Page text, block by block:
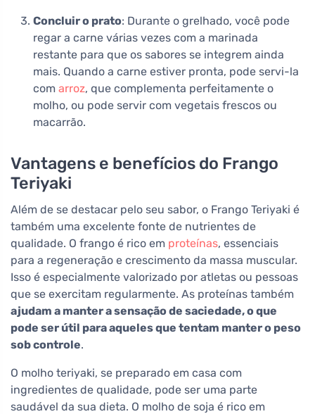
Concluir o prato: Durante o grelhado, você pode
regar a carne várias vezes com a marinada
restante para que os sabores se integrem ainda
mais. Quando a carne estiver pronta, pode servi-la
com arroz, que complementa perfeitamente o
molho, ou pode servir com vegetais frescos ou
macarrão.
Vantagens e benefícios do Frango
Teriyaki
Além de se destacar pelo seu sabor, o Frango Teriyaki é
também uma excelente fonte de nutrientes de
qualidade. O frango é rico em proteínas, essenciais
para a regeneração e crescimento da massa muscular.
Isso é especialmente valorizado por atletas ou pessoas
que se exercitam regularmente. As proteínas também
ajudam a manter a sensação de saciedade, o que
pode ser útil para aqueles que tentam manter o peso
sob controle.
O molho teriyaki, se preparado em casa com
ingredientes de qualidade, pode ser uma parte
saudável da sua dieta. O molho de soja é rico em